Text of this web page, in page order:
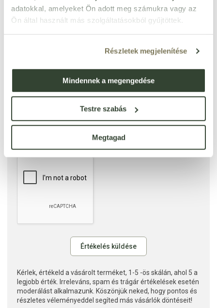
adatokkal, amelyeket Ön adott meg számukra vagy az
Ön által használt más szolgáltatásokból gyűjtöttek.
Részletek megjelenítése
Mindennek a megengedése
Testre szabás
Megtagad
Ennyi csillagot adok
Kérlek, értékeld a vásárolt terméket, 1-5 -ös skálán, ahol 5 a
legjobb érték. Irreleváns, spam és trágár értékelések esetén
moderálást alkalmazunk. Köszönjük neked, hogy pontos és
részletes véleményeddel segíted más vásárlók döntéseit!